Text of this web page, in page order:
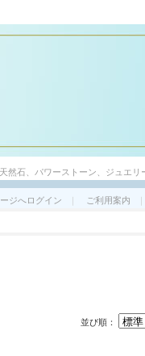
石、パワーストーン、ジュエリ
ジへログイン ｜ ご利用案内 ｜
並び順：